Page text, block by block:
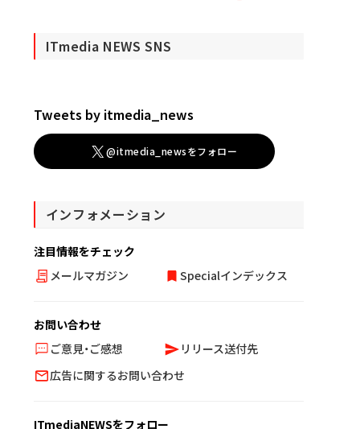
ITmedia NEWS SNS
Tweets by itmedia_news
@itmedia_newsをフォロー
インフォメーション
注目情報をチェック
メールマガジン
Specialインデックス
お問い合わせ
ご意見・ご感想
リリース送付先
広告に関するお問い合わせ
ITmediaNEWSをフォロー